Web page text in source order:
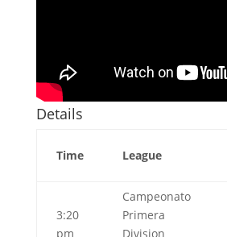
Details
Time League
3:20
pm
Campeonato
Primera
Division